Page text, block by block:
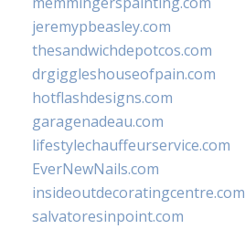
jeremypbeasley.com
thesandwichdepotcos.com
drgiggleshouseofpain.com
hotflashdesigns.com
garagenadeau.com
lifestylechauffeurservice.com
EverNewNails.com
insideoutdecoratingcentre.com
salvatoresinpoint.com